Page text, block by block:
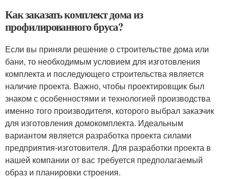
Как заказать комплект дома из
профилированного бруса?
Если вы приняли решение о строительстве дома или
бани, то необходимым условием для изготовления
комплекта и последующего строительства является
наличие проекта. Важно, чтобы проектировщик был
знаком с особенностями и технологией производства
именно того производителя, которого выбрал заказчик
для изготовления домокомплекта. Идеальным
вариантом является разработка проекта силами
предприятия-изготовителя. Для разработки проекта в
нашей компании от вас требуется предполагаемый
образ и планировки строения.